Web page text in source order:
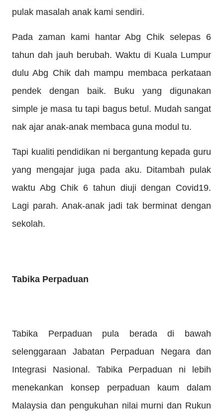
pulak masalah anak kami sendiri.
Pada zaman kami hantar Abg Chik selepas 6
tahun dah jauh berubah. Waktu di Kuala Lumpur
dulu Abg Chik dah mampu membaca perkataan
pendek dengan baik. Buku yang digunakan
simple je masa tu tapi bagus betul. Mudah sangat
nak ajar anak-anak membaca guna modul tu.
Tapi kualiti pendidikan ni bergantung kepada guru
yang mengajar juga pada aku. Ditambah pulak
waktu Abg Chik 6 tahun diuji dengan Covid19.
Lagi parah. Anak-anak jadi tak berminat dengan
sekolah.
Tabika Perpaduan
Tabika Perpaduan pula berada di bawah
selenggaraan Jabatan Perpaduan Negara dan
Integrasi Nasional. Tabika Perpaduan ni lebih
menekankan konsep perpaduan kaum dalam
Malaysia dan pengukuhan nilai murni dan Rukun